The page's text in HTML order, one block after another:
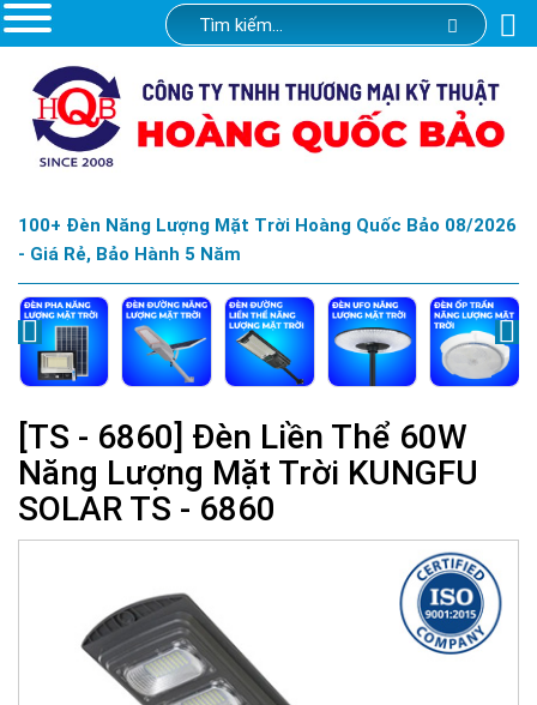
100+ Đèn Năng Lượng Mặt Trời Hoàng Quốc Bảo 08/2026
- Giá Rẻ, Bảo Hành 5 Năm
[TS - 6860] Đèn Liền Thể 60W
Năng Lượng Mặt Trời KUNGFU
SOLAR TS - 6860